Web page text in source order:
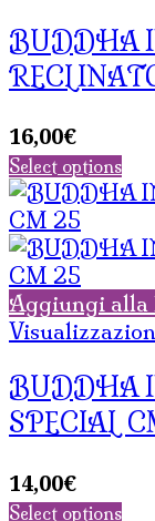
BUDDHA
16,00€
Select options
Aggiungi alla
BUDDHA
SPECIAL
14,00€
Select options